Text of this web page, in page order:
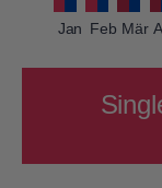
Jan Feb Mär